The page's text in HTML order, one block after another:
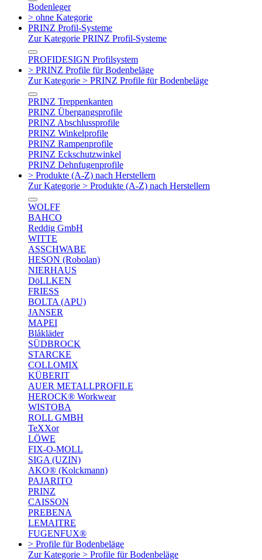
Bodenleger
> ohne Kategorie
PRINZ Profil-Systeme
Zur Kategorie PRINZ Profil-Systeme
PROFIDESIGN Profilsystem
> PRINZ Profile für Bodenbeläge
Zur Kategorie > PRINZ Profile für Bodenbeläge
PRINZ Treppenkanten
PRINZ Übergangsprofile
PRINZ Abschlussprofile
PRINZ Winkelprofile
PRINZ Rampenprofile
PRINZ Eckschutzwinkel
PRINZ Dehnfugenprofile
> Produkte (A-Z) nach Herstellern
Zur Kategorie > Produkte (A-Z) nach Herstellern
WOLFF
BAHCO
Reddig GmbH
WITTE
ASSCHWABE
HESON (Robolan)
NIERHAUS
DöLLKEN
FRIESS
BOLTA (APU)
JANSER
MAPEI
Blåkläder
SÜDBROCK
STARCKE
COLLOMIX
KÜBERIT
AUER METALLPROFILE
HEROCK® Workwear
WISTOBA
ROLL GMBH
TeXXor
LÖWE
FIX-O-MOLL
SIGA (UZIN)
AKO® (Kolckmann)
PAJARITO
PRINZ
CAISSON
PREBENA
LEMAITRE
FUGENFUX®
> Profile für Bodenbeläge
Zur Kategorie > Profile für Bodenbeläge